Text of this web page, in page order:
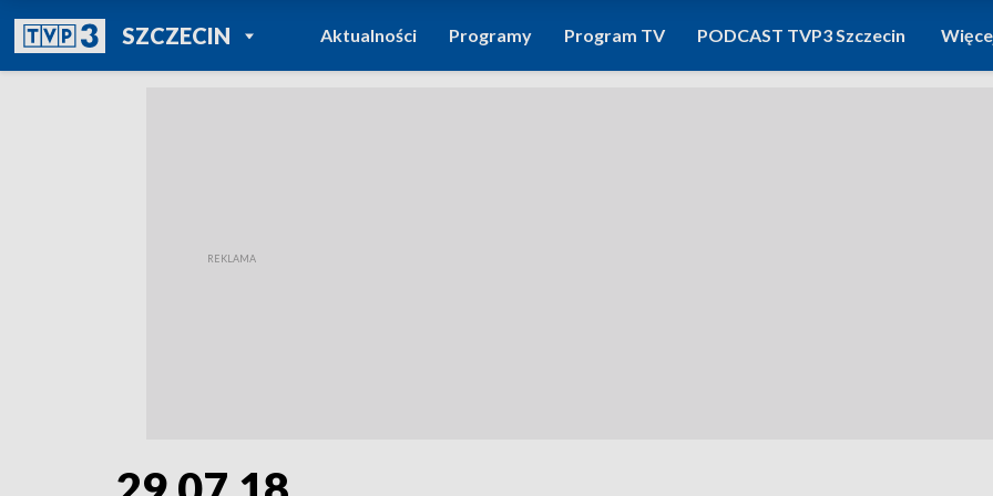
SZCZECINPOWRÓT DO
TVP REGIONY
Aktualności Programy Program TV PODCAST TVP3 Szczecin